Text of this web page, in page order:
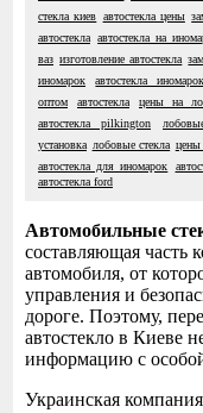
стекла киев автостекла цены
автостекла автостекла на
ваз изготовление автостекла
иномарок
автостекла иномарок
оптом
автостекла
цены на
автостекла pilkington
установка лобовые стекла цены
автостекла для иномарок
автостекла ford
Автомобильные
составляющая часть
автомобиля, от
управления и
дороге. Поэтому,
автостекло в Киеве
информацию с
Украинская